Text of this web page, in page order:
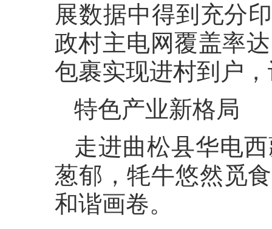
展数据中得到充分
政村主电网覆盖率
包裹实现进村到户
特色产业新格局
走进曲松县华电
葱郁，牦牛悠然觅
和谐画卷。